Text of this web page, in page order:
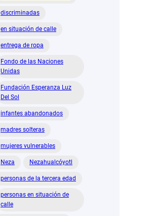
discriminadas
en situación de calle
entrega de ropa
Fondo de las Naciones
Unidas
Fundación Esperanza Luz
Del Sol
infantes abandonados
madres solteras
mujeres vulnerables
Neza Nezahualcóyotl
personas de la tercera edad
personas en situación de
calle